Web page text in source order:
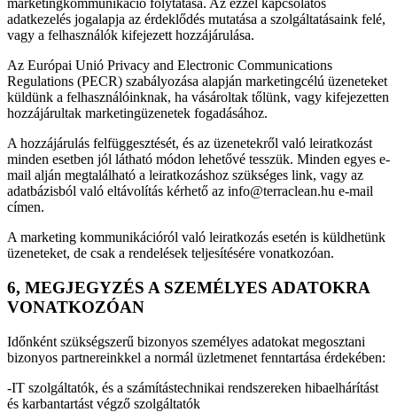
marketingkommunikáció folytatása. Az ezzel kapcsolatos
adatkezelés jogalapja az érdeklődés mutatása a szolgáltatásaink felé,
vagy a felhasználók kifejezett hozzájárulása.
Az Európai Unió Privacy and Electronic Communications
Regulations (PECR) szabályozása alapján marketingcélú üzeneteket
küldünk a felhasználóinknak, ha vásároltak tőlünk, vagy kifejezetten
hozzájárultak marketingüzenetek fogadásához.
A hozzájárulás felfüggesztését, és az üzenetekről való leiratkozást
minden esetben jól látható módon lehetővé tesszük. Minden egyes e-
mail alján megtalálható a leiratkozáshoz szükséges link, vagy az
adatbázisból való eltávolítás kérhető az info@terraclean.hu e-mail
címen.
A marketing kommunikációról való leiratkozás esetén is küldhetünk
üzeneteket, de csak a rendelések teljesítésére vonatkozóan.
6, MEGJEGYZÉS A SZEMÉLYES ADATOKRA
VONATKOZÓAN
Időnként szükségszerű bizonyos személyes adatokat megosztani
bizonyos partnereinkkel a normál üzletmenet fenntartása érdekében:
-IT szolgáltatók, és a számítástechnikai rendszereken hibaelhárítást
és karbantartást végző szolgáltatók